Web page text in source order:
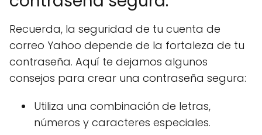
Recuerda, la seguridad de tu cuenta de
correo Yahoo depende de la fortaleza de tu
contraseña. Aquí te dejamos algunos
consejos para crear una contraseña segura:
Utiliza una combinación de letras,
números y caracteres especiales.